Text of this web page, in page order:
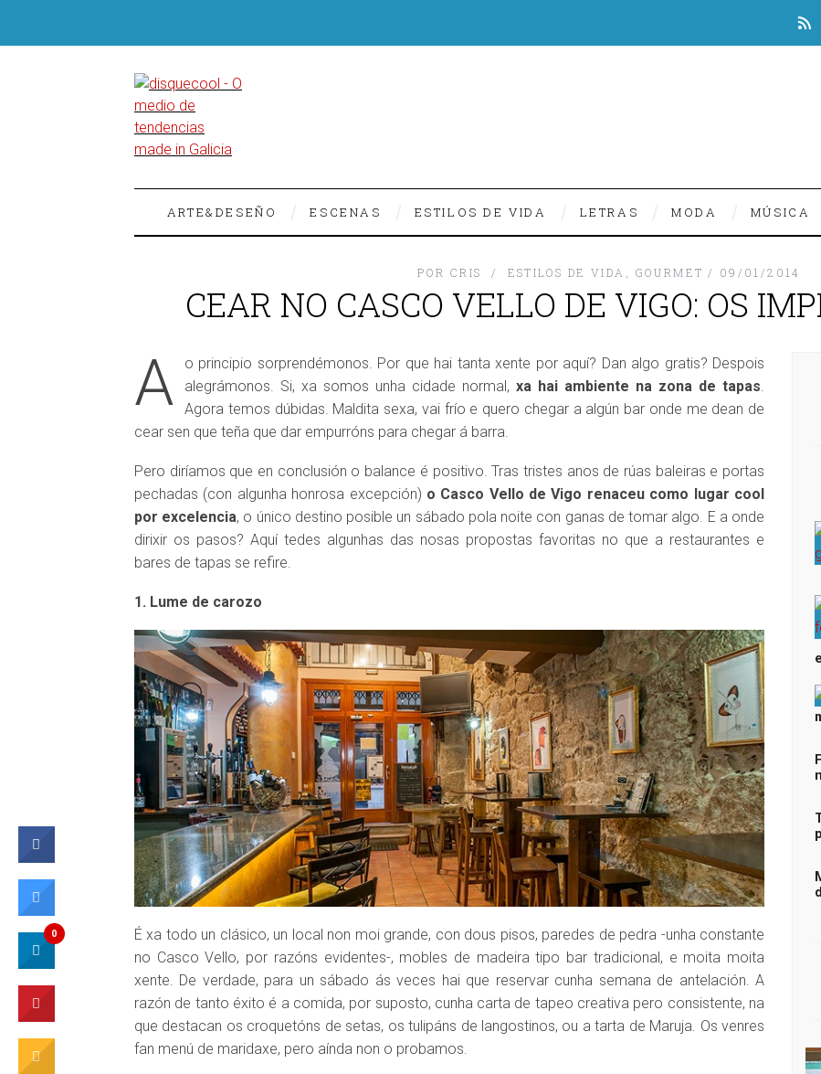
ARTE&DESEÑO ESCENAS ESTILOS DE VIDA LETRAS MODA MÚSICA
POR CRIS ESTILOS DE VIDA GOURMET 09/01/2014
CEAR NO CASCO VELLO DE VIGO: OS
A
o principio sorprendémonos. Por que hai tanta xente por aquí? Dan algo gratis? Despois
alegrámonos. Si, xa somos unha cidade normal, xa hai ambiente na zona de tapas.
Agora temos dúbidas. Maldita sexa, vai frío e quero chegar a algún bar onde me dean de
cear sen que teña que dar empurróns para chegar á barra.
Pero diríamos que en conclusión o balance é positivo. Tras tristes anos de rúas baleiras e portas
pechadas (con algunha honrosa excepción) o Casco Vello de Vigo renaceu como lugar cool
por excelencia, o único destino posible un sábado pola noite con ganas de tomar algo. E a onde
dirixir os pasos? Aquí tedes algunhas das nosas propostas favoritas no que a restaurantes e
bares de tapas se refire.
1. Lume de carozo
É xa todo un clásico, un local non moi grande, con dous pisos, paredes de pedra -unha constante
no Casco Vello, por razóns evidentes-, mobles de madeira tipo bar tradicional, e moita moita
xente. De verdade, para un sábado ás veces hai que reservar cunha semana de antelación. A
razón de tanto éxito é a comida, por suposto, cunha carta de tapeo creativa pero consistente, na
que destacan os croquetóns de setas, os tulipáns de langostinos, ou a tarta de Maruja. Os venres
fan menú de maridaxe, pero aínda non o probamos.
0